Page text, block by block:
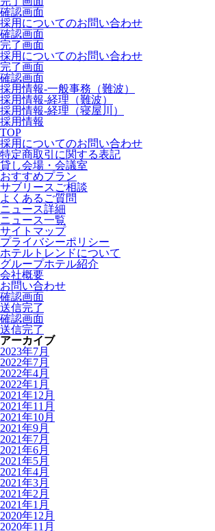
確認画面
採用についてのお問い合わせ
確認画面
完了画面
採用についてのお問い合わせ
完了画面
確認画面
採用情報-一般事務（難波）
採用情報-経理（難波）
採用情報-経理（寝屋川）
採用情報
TOP
採用についてのお問い合わせ
特定商取引に関する表記
貸し会場・会議室
おすすめプラン
サブリースご相談
よくあるご質問
ニュース詳細
ニュース一覧
サイトマップ
プライバシーポリシー
ホテルトレンドについて
グループホテル紹介
会社概要
お問い合わせ
確認画面
送信完了
確認画面
送信完了
アーカイブ
2023年7月
2022年7月
2022年4月
2022年1月
2021年12月
2021年11月
2021年10月
2021年9月
2021年7月
2021年6月
2021年5月
2021年4月
2021年3月
2021年2月
2021年1月
2020年12月
2020年11月